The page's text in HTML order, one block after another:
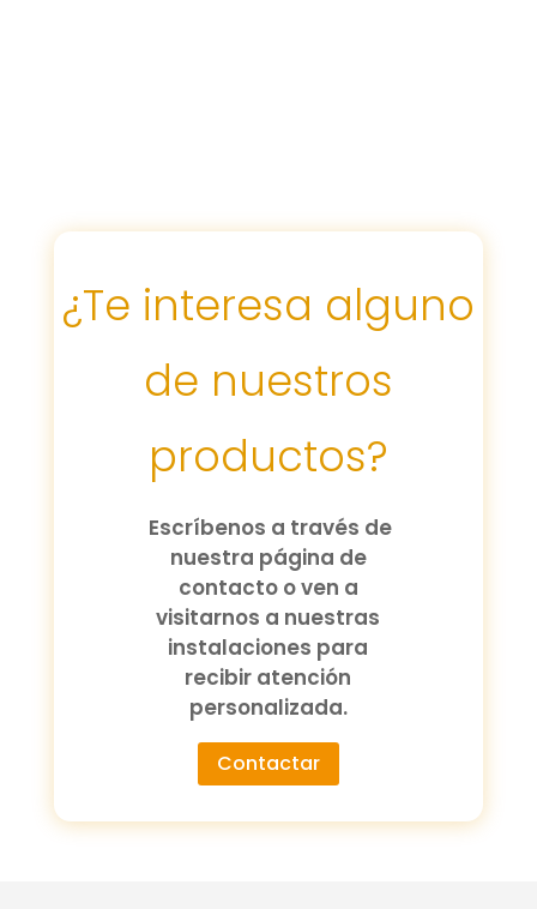
¿Te interesa alguno
de nuestros
productos?
Escríbenos a través de
nuestra página de
contacto o ven a
visitarnos a nuestras
instalaciones para
recibir atención
personalizada.
Contactar